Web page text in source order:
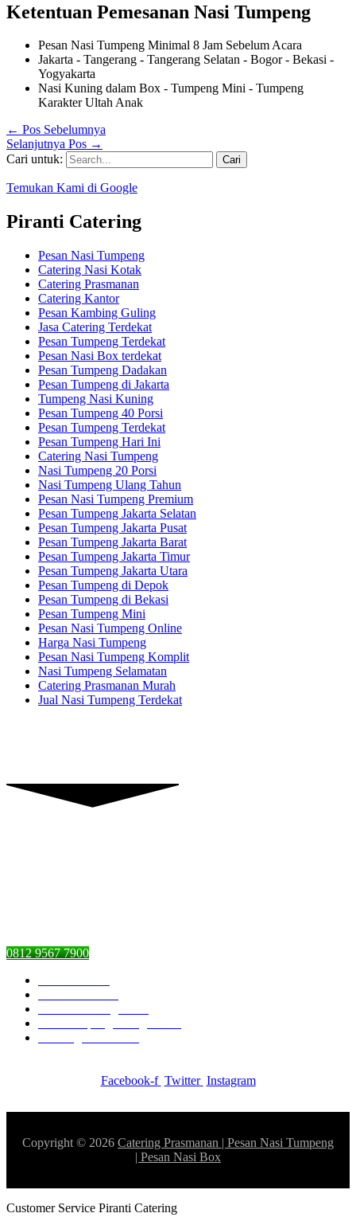
Ketentuan Pemesanan Nasi Tumpeng
Pesan Nasi Tumpeng Minimal 8 Jam Sebelum Acara
Jakarta - Tangerang - Tangerang Selatan - Bogor - Bekasi -
Yogyakarta
Nasi Kuning dalam Box - Tumpeng Mini - Tumpeng
Karakter Ultah Anak
← Pos Sebelumnya
Selanjutnya Pos →
Cari untuk:
Temukan Kami di Google
Piranti Catering
Pesan Nasi Tumpeng
Catering Nasi Kotak
Catering Prasmanan
Catering Kantor
Pesan Kambing Guling
Jasa Catering Terdekat
Pesan Tumpeng Terdekat
Pesan Nasi Box terdekat
Pesan Tumpeng Dadakan
Pesan Tumpeng di Jakarta
Tumpeng Nasi Kuning
Pesan Tumpeng 40 Porsi
Pesan Tumpeng Terdekat
Pesan Tumpeng Hari Ini
Catering Nasi Tumpeng
Nasi Tumpeng 20 Porsi
Nasi Tumpeng Ulang Tahun
Pesan Nasi Tumpeng Premium
Pesan Tumpeng Jakarta Selatan
Pesan Tumpeng Jakarta Pusat
Pesan Tumpeng Jakarta Barat
Pesan Tumpeng Jakarta Timur
Pesan Tumpeng Jakarta Utara
Pesan Tumpeng di Depok
Pesan Tumpeng di Bekasi
Pesan Tumpeng Mini
Pesan Nasi Tumpeng Online
Harga Nasi Tumpeng
Pesan Nasi Tumpeng Komplit
Nasi Tumpeng Selamatan
Catering Prasmanan Murah
Jual Nasi Tumpeng Terdekat
0812 9567 7900
Facebook-f Twitter Instagram
Copyright © 2026 Catering Prasmanan | Pesan Nasi Tumpeng
| Pesan Nasi Box
Customer Service Piranti Catering